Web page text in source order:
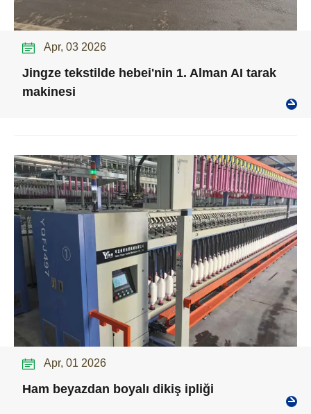
Apr, 03 2026
Jingze tekstilde hebei'nin 1. Alman AI tarak
makinesi
Apr, 01 2026
Ham beyazdan boyalı dikiş ipliği